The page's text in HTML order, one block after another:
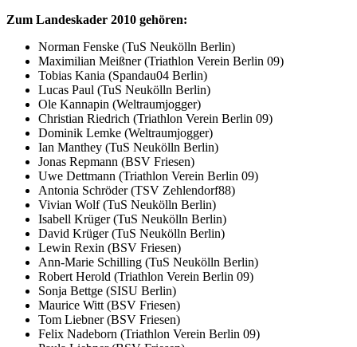
Zum Landeskader 2010 gehören:
Norman Fenske (TuS Neukölln Berlin)
Maximilian Meißner (Triathlon Verein Berlin 09)
Tobias Kania (Spandau04 Berlin)
Lucas Paul (TuS Neukölln Berlin)
Ole Kannapin (Weltraumjogger)
Christian Riedrich (Triathlon Verein Berlin 09)
Dominik Lemke (Weltraumjogger)
Ian Manthey (TuS Neukölln Berlin)
Jonas Repmann (BSV Friesen)
Uwe Dettmann (Triathlon Verein Berlin 09)
Antonia Schröder (TSV Zehlendorf88)
Vivian Wolf (TuS Neukölln Berlin)
Isabell Krüger (TuS Neukölln Berlin)
David Krüger (TuS Neukölln Berlin)
Lewin Rexin (BSV Friesen)
Ann-Marie Schilling (TuS Neukölln Berlin)
Robert Herold (Triathlon Verein Berlin 09)
Sonja Bettge (SISU Berlin)
Maurice Witt (BSV Friesen)
Tom Liebner (BSV Friesen)
Felix Nadeborn (Triathlon Verein Berlin 09)